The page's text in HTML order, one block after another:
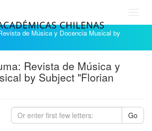
de Música y Docencia Musical by
Revista de Música y
by Subject "Florian
Go